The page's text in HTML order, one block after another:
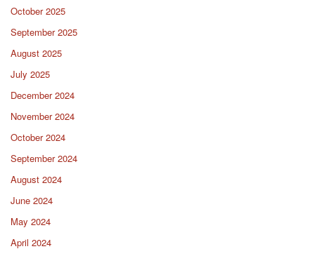
October 2025
September 2025
August 2025
July 2025
December 2024
November 2024
October 2024
September 2024
August 2024
June 2024
May 2024
April 2024